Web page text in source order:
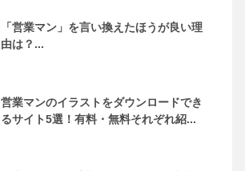
「営業マン」を言い換えたほうが良い理
由は？...
営業マンのイラストをダウンロードでき
るサイト5選！有料・無料それぞれ紹...